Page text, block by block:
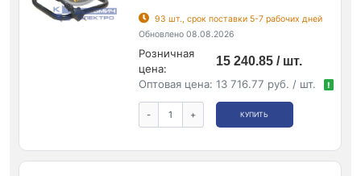
93 шт., срок поставки 5-7 рабочих дней
Обновлено 08.08.2026
Розничная
цена:
15 240.85 / шт.
Оптовая цена: 13 716.77 руб. / шт. !
- + КУПИТЬ